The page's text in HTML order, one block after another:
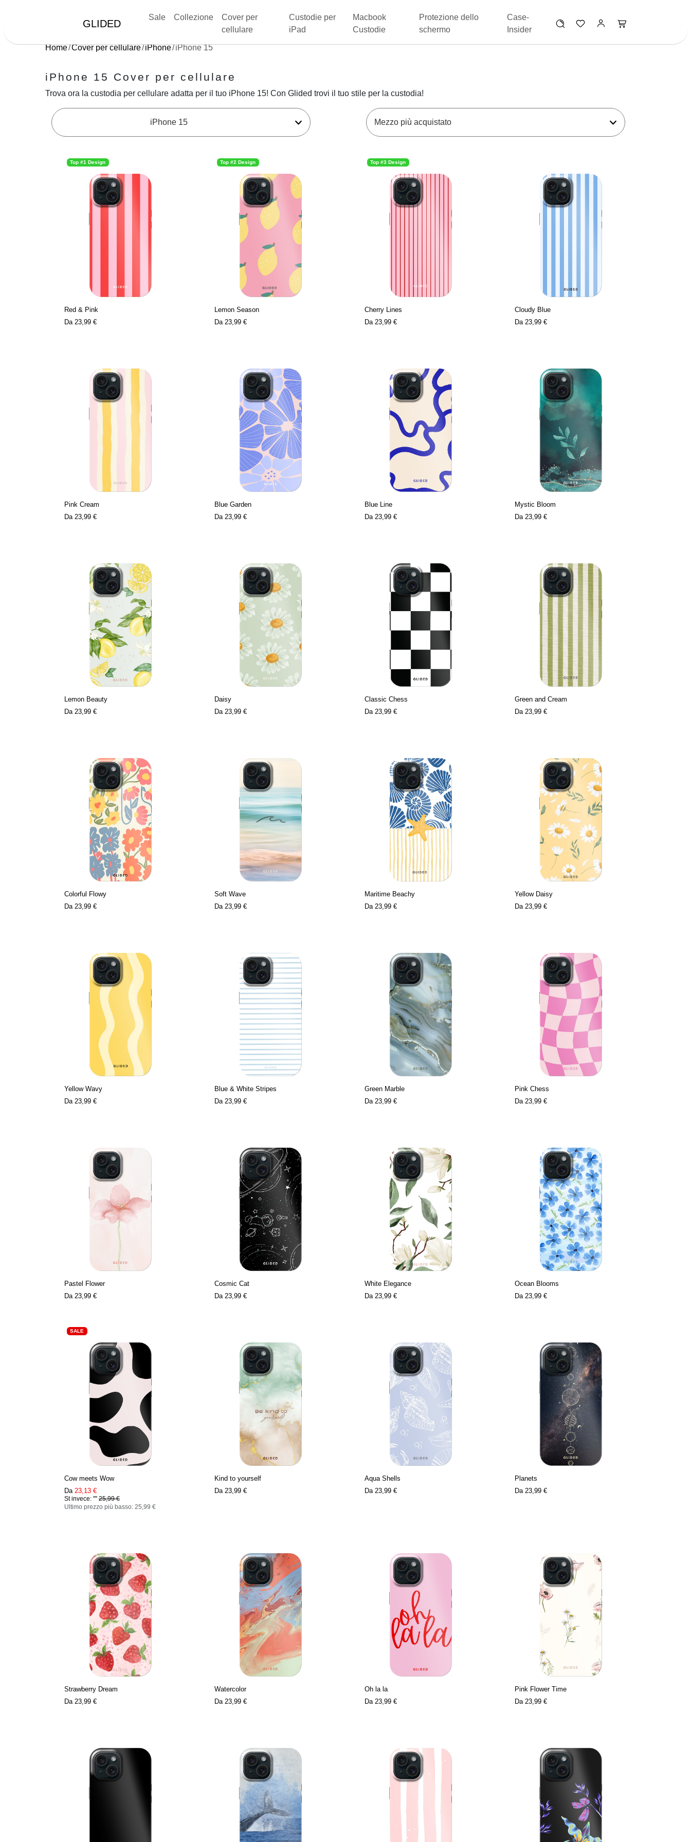
GLIDED
Sale Collezione
Cover per
cellulare
Custodie per
iPad
Macbook
Custodie
Protezione dello
schermo
Case-
Insider
Home Cover per cellulare iPhone iPhone 15
iPhone 15 Cover per cellulare
Trova ora la custodia per cellulare adatta per il tuo iPhone 15! Con Glided trovi il tuo stile per la custodia!
iPhone 15
Top #1 Design
Red & Pink
Da 23,99 €
Top #2 Design
Lemon Season
Da 23,99 €
Top #3 Design
Cherry Lines
Da 23,99 €
Cloudy Blue
Da 23,99 €
Pink Cream
Da 23,99 €
Blue Garden
Da 23,99 €
Blue Line
Da 23,99 €
Mystic Bloom
Da 23,99 €
Lemon Beauty
Da 23,99 €
Daisy
Da 23,99 €
Classic Chess
Da 23,99 €
Green and Cream
Da 23,99 €
Colorful Flowy
Da 23,99 €
Soft Wave
Da 23,99 €
Maritime Beachy
Da 23,99 €
Yellow Daisy
Da 23,99 €
Yellow Wavy
Da 23,99 €
Blue & White Stripes
Da 23,99 €
Green Marble
Da 23,99 €
Pink Chess
Da 23,99 €
Pastel Flower
Da 23,99 €
Cosmic Cat
Da 23,99 €
White Elegance
Da 23,99 €
Ocean Blooms
Da 23,99 €
SALE
Cow meets Wow
Da 23,13 €
St invece: '''' 25,99 €
Ultimo prezzo più basso: 25,99 €
Kind to yourself
Da 23,99 €
Aqua Shells
Da 23,99 €
Planets
Da 23,99 €
Strawberry Dream
Da 23,99 €
Watercolor
Da 23,99 €
Oh la la
Da 23,99 €
Pink Flower Time
Da 23,99 €